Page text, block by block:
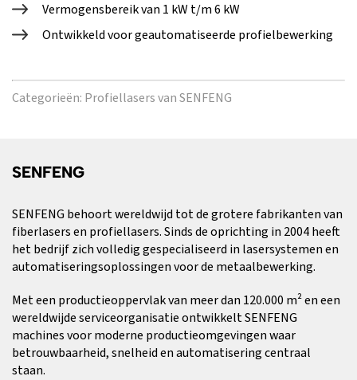
Vermogensbereik van 1 kW t/m 6 kW
Ontwikkeld voor geautomatiseerde profielbewerking
Categorieën: Profiellasers van SENFENG
SENFENG
SENFENG behoort wereldwijd tot de grotere fabrikanten van
fiberlasers en profiellasers. Sinds de oprichting in 2004 heeft
het bedrijf zich volledig gespecialiseerd in lasersystemen en
automatiseringsoplossingen voor de metaalbewerking.
Met een productieoppervlak van meer dan 120.000 m² en een
wereldwijde serviceorganisatie ontwikkelt SENFENG
machines voor moderne productieomgevingen waar
betrouwbaarheid, snelheid en automatisering centraal
staan.